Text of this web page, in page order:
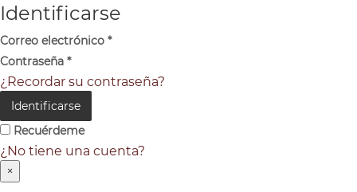
Identificarse
Correo electrónico *
Contraseña *
¿Recordar su contraseña?
Identificarse
Recuérdeme
¿No tiene una cuenta?
×